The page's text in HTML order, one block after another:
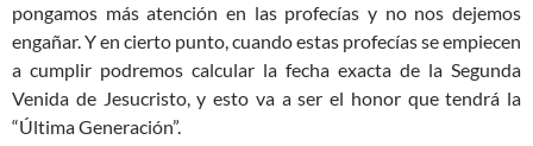
pongamos más atención en las profecías y no nos dejemos
engañar. Y en cierto punto, cuando estas profecías se empiecen
a cumplir podremos calcular la fecha exacta de la Segunda
Venida de Jesucristo, y esto va a ser el honor que tendrá la
“Última Generación”.